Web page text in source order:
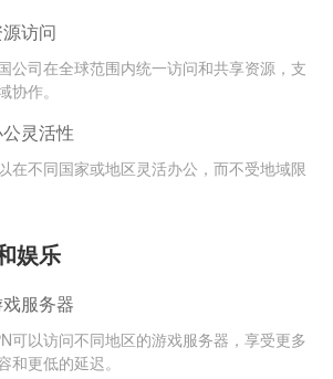
访问
公司在全球范围内统一访问和共享资源，支
协作。
灵活性
在不同国家或地区灵活办公，而不受地域限
娱乐
服务器
可以访问不同地区的游戏服务器，享受更多
和更低的延迟。